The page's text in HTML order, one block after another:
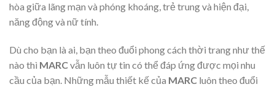
hòa giữa lãng mạn và phóng khoáng, trẻ trung và hiện đại,
năng động và nữ tính.
Dù cho bạn là ai, bạn theo đuổi phong cách thời trang như thế
nào thì MARCvẫn luôn tự tin có thể đáp ứng được mọi nhu
cầu của bạn. Những mẫu thiết kế của MARC luôn theo đuổi